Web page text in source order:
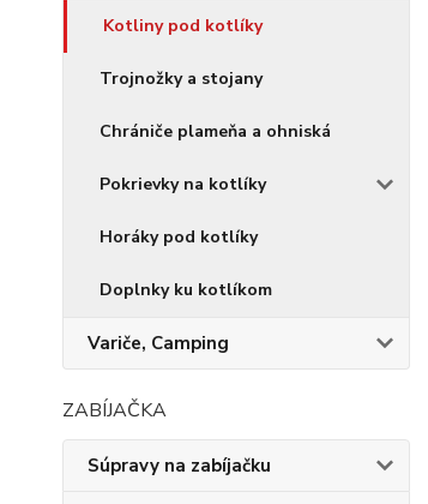
Kotliny pod kotlíky
Trojnožky a stojany
Chrániče plameňa a ohniská
Pokrievky na kotlíky
Horáky pod kotlíky
Doplnky ku kotlíkom
Variče, Camping
ZABÍJAČKA
Súpravy na zabíjačku